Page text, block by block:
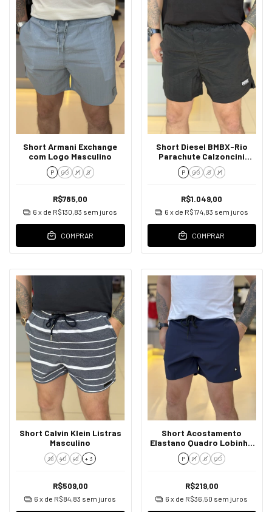
Short Armani Exchange
com Logo Masculino
P GG M G
R$785,00
6 x de R$130,83 sem juros
COMPRAR
Short Diesel BMBX-Rio
Parachute Calzoncini
Masculino
P GG G M
R$1.049,00
6 x de R$174,83 sem juros
COMPRAR
Short Calvin Klein Listras
Masculino
38 40 42 + 3
R$509,00
6 x de R$84,83 sem juros
Short Acostamento
Elastano Quadro Lobinho
Emborrachado Masculino
Marinho
P M G GG
R$219,00
6 x de R$36,50 sem juros